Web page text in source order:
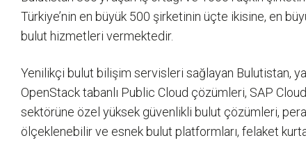
Türkiye’nin en büyük 500 şirketinin üçte ikisine, en
bulut hizmetleri vermektedir.
Yenilikçi bulut bilişim servisleri sağlayan Bulutistan,
OpenStack tabanlı Public Cloud çözümleri, SAP Cloud
sektörüne özel yüksek güvenlikli bulut çözümleri,
ölçeklenebilir ve esnek bulut platformları, felaket